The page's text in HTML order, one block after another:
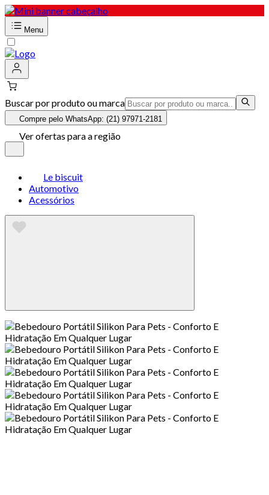
Menu
Buscar por produto ou marca
Compre pelo WhatsApp: (21) 97971-2181
Ver ofertas para a região
Le biscuit
Automotivo
Acessórios